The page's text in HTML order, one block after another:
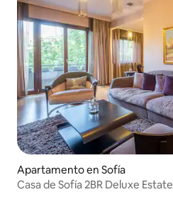
Apartamento en Sofía
Casa de Sofía 2BR Deluxe Estate